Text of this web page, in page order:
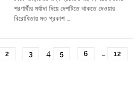
শরণার্থীর মর্যাদা দিয়ে দেশটিতে থাকতে দেওয়ার
বিরোধিতায় মত প্রকাশ …
তাড়াতে
2 3 4 5 6 …
12